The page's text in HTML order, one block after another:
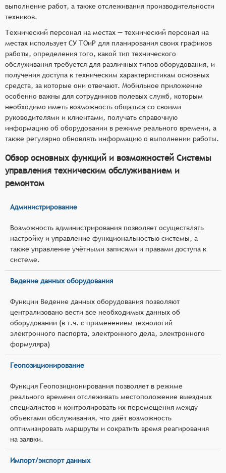
выполнение работ, а также отслеживания производительности
техников.
Технический персонал на местах — технический персонал на
местах использует СУ ТОиР для планирования своих графиков
работы, определения того, какой тип технического
обслуживания требуется для различных типов оборудования, и
получения доступа к техническим характеристикам основных
средств, за которые они отвечают. Мобильное приложение
особенно важны для сотрудников полевых служб, которым
необходимо иметь возможность общаться со своими
руководителями и клиентами, получать справочную
информацию об оборудовании в режиме реального времени, а
также регулярно обновлять информацию о выполнении работы.
Обзор основных функций и возможностей Системы
управления техническим обслуживанием и
ремонтом
Администрирование
Возможность администрирования позволяет осуществлять
настройку и управление функциональностью системы, а
также управление учётными записями и правами доступа к
системе.
Ведение данных оборудования
Функции Ведение данных оборудования позволяют
централизовано вести все необходимых данных об
оборудовании (в т.ч. с применением технологий
электронного паспорта, электронного дела, электронного
формуляра)
Геопозиционирование
Функция Геопозиционирования позволяет в режиме
реального времени отслеживать местоположение выездных
специалистов и контролировать их перемещения между
объектами обслуживания, что даёт возможность
оптимизировать маршруты и сократить время реагирования
на заявки.
Импорт/экспорт данных